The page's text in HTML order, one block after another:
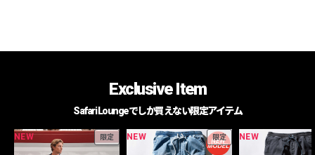
Exclusive Item
Safari Loungeでしか買えない限定アイテム
NEW 限定 NEW 限定 NEW